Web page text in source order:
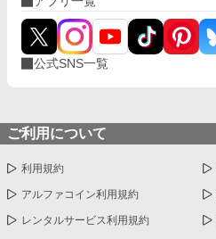
公式SNS一覧
ご利用について
利用規約
アルファコイン利用規約
レンタルサービス利用規約